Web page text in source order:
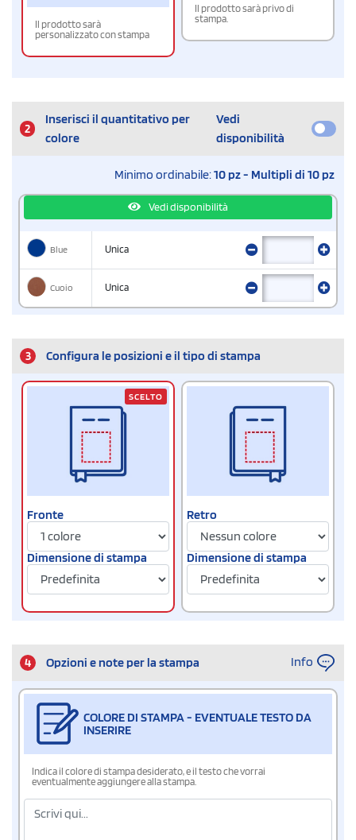
Il prodotto sarà
personalizzato con stampa
Il prodotto sarà privo di
stampa.
2
Inserisci il quantitativo per
colore
Vedi
disponibilità
Minimo ordinabile:10 pz - Multipli di 10 pz
Vedi disponibilità
Blue Unica
Cuoio Unica
3 Configura le posizioni e il tipo di stampa
Fronte
Dimensione di stampa
SCELTO
Retro
Dimensione di stampa
4 Opzioni e note per la stampa Info
COLORE DI STAMPA - EVENTUALE TESTO DA
INSERIRE
Indica il colore di stampa desiderato, e il testo che vorrai
eventualmente aggiungere alla stampa.